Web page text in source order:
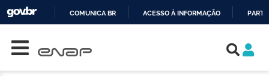
COMUNICA BR ACESSO À INFORMAÇÃO